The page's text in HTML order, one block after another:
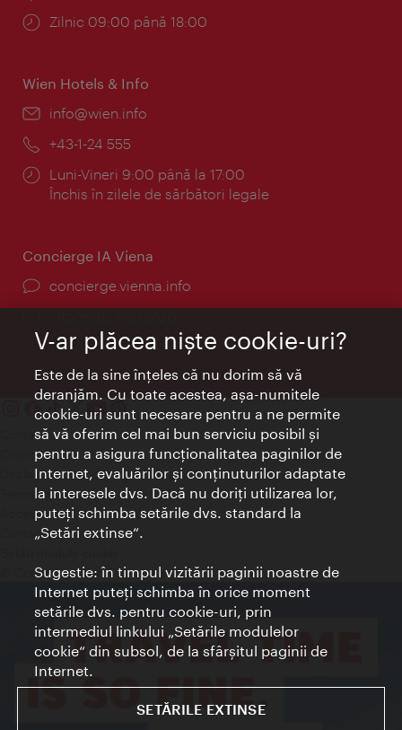
Program:
Zilnic 09:00 până 18:00
Wien Hotels & Info
E-
info@wien.info
Telefon:
+43-1-24 555
Program:
Luni-Vineri 9:00 până la 17:00
Închis în zilele de sărbători legale
Concierge IA Viena
concierge.vienna.info
Contact
Credits
Declaraţie privind protecţia datelor
Terms of Use
Accesibilitate
Contact presa
© Copyright Wien Tourismus
V-ar plăcea nişte cookie-uri?
Este de la sine înţeles că nu dorim să vă
deranjăm. Cu toate acestea, aşa-numitele
cookie-uri sunt necesare pentru a ne permite
să vă oferim cel mai bun serviciu posibil şi
pentru a asigura funcţionalitatea paginilor de
Internet, evaluărilor şi conţinuturilor adaptate
la interesele dvs. Dacă nu doriţi utilizarea lor,
puteţi schimba setările dvs. standard la
„Setări extinse“.
Sugestie: în timpul vizitării paginii noastre de
Internet puteţi schimba în orice moment
setările dvs. pentru cookie-uri, prin
intermediul linkului „Setările modulelor
cookie“ din subsol, de la sfârşitul paginii de
Internet.
SETĂRILE EXTINSE